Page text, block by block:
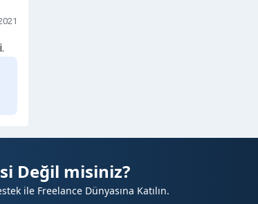
Değil misiniz?
ile Freelance Dünyasına Katılın.